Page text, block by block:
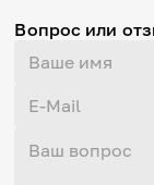
Вопрос или